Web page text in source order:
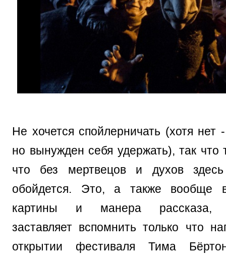
Не хочется спойлерничать (хотя нет
но вынужден себя удержать), так что
что без мертвецов и духов
обойдется. Это, а также вообще
картины и манера рассказа,
заставляет вспомнить только что
открытии фестиваля Тима